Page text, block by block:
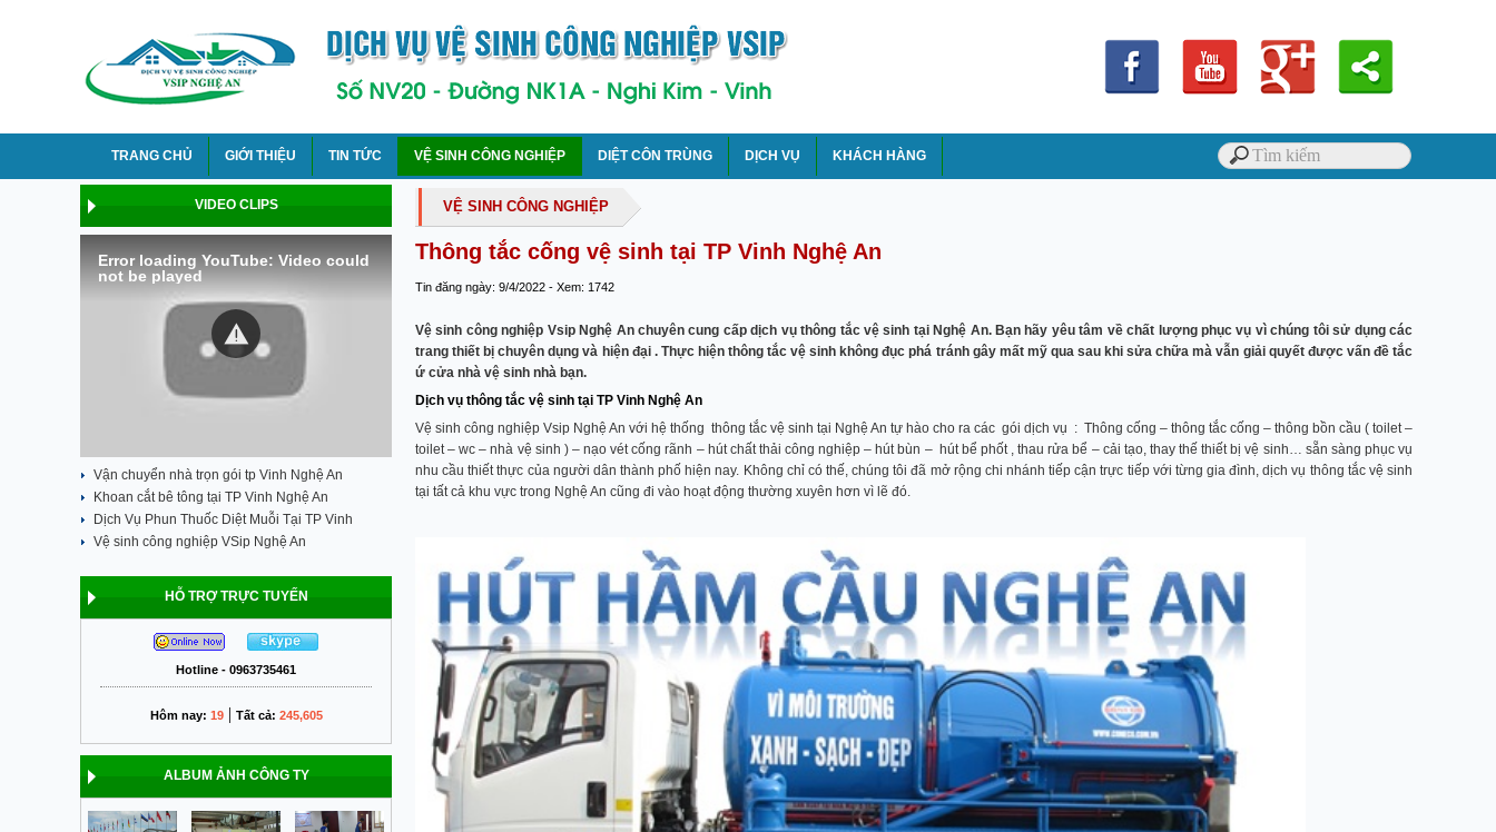
TRANG CHỦ GIỚI THIỆU TIN TỨC VỆ SINH CÔNG NGHIỆP DIỆT CÔN TRÙNG DỊCH VỤ KHÁCH HÀNG
VIDEO CLIPS
Error loading YouTube: Video could
not be played
Vận chuyển nhà trọn gói tp Vinh Nghệ An
Khoan cắt bê tông tại TP Vinh Nghệ An
Dịch Vụ Phun Thuốc Diệt Muỗi Tại TP Vinh
Vệ sinh công nghiệp VSip Nghệ An
HỖ TRỢ TRỰC TUYẾN
Hotline - 0963735461
Hôm nay: 19| Tất cả: 245,605
ALBUM ẢNH CÔNG TY
VỆ SINH CÔNG NGHIỆP
Thông tắc cống vệ sinh tại TP Vinh Nghệ An
Tin đăng ngày: 9/4/2022 - Xem: 1742
Vệ sinh công nghiệp Vsip Nghệ An chuyên cung cấp dịch vụ thông tắc vệ sinh tại Nghệ An. Bạn hãy yêu tâm về chất lượng phục vụ vì chúng tôi sử dụng các
trang thiết bị chuyên dụng và hiện đại . Thực hiện thông tắc vệ sinh không đục phá tránh gây mất mỹ qua sau khi sửa chữa mà vẫn giải quyết được vấn đề tắc
ứ cửa nhà vệ sinh nhà bạn.
Dịch vụ thông tắc vệ sinh tại TP Vinh Nghệ An
Vệ sinh công nghiệp Vsip Nghệ An với hệ thống thông tắc vệ sinh tại Nghệ An tự hào cho ra các gói dịch vụ : Thông cống – thông tắc cống – thông bồn cầu ( toilet –
toilet – wc – nhà vệ sinh ) – nạo vét cống rãnh – hút chất thải công nghiệp – hút bùn – hút bể phốt , thau rửa bể – cải tạo, thay thế thiết bị vệ sinh… sẵn sàng phục vụ
nhu cầu thiết thực của người dân thành phố hiện nay. Không chỉ có thế, chúng tôi đã mở rộng chi nhánh tiếp cận trực tiếp với từng gia đình, dịch vụ thông tắc vệ sinh
tại tất cả khu vực trong Nghệ An cũng đi vào hoạt động thường xuyên hơn vì lẽ đó.